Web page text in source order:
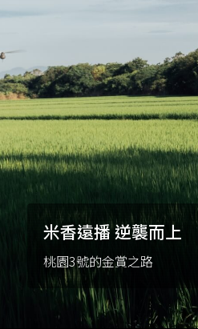
米香遠播 逆襲而上
桃園3號的金賞之路